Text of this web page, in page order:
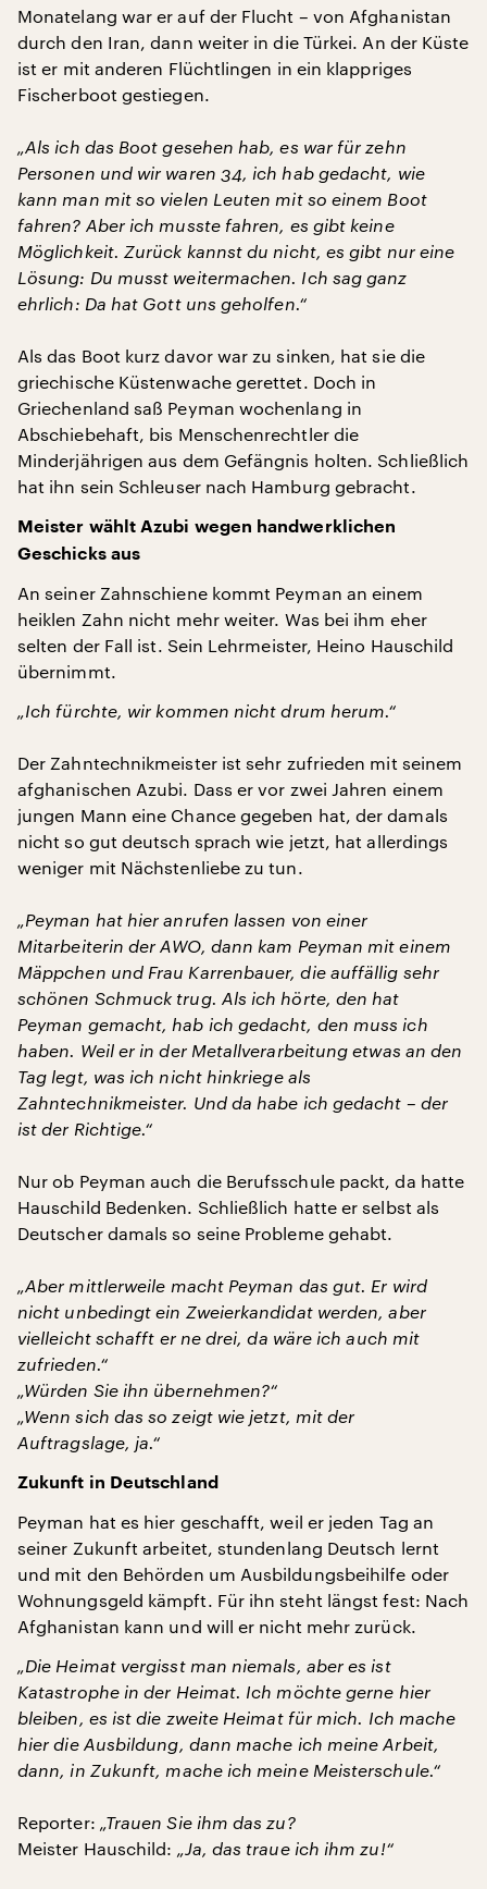
Monatelang war er auf der Flucht – von Afghanistan
durch den Iran, dann weiter in die Türkei. An der Küste
ist er mit anderen Flüchtlingen in ein klappriges
Fischerboot gestiegen.
„Als ich das Boot gesehen hab, es war für zehn
Personen und wir waren 34, ich hab gedacht, wie
kann man mit so vielen Leuten mit so einem Boot
fahren? Aber ich musste fahren, es gibt keine
Möglichkeit. Zurück kannst du nicht, es gibt nur eine
Lösung: Du musst weitermachen. Ich sag ganz
ehrlich: Da hat Gott uns geholfen.“
Als das Boot kurz davor war zu sinken, hat sie die
griechische Küstenwache gerettet. Doch in
Griechenland saß Peyman wochenlang in
Abschiebehaft, bis Menschenrechtler die
Minderjährigen aus dem Gefängnis holten. Schließlich
hat ihn sein Schleuser nach Hamburg gebracht.
Meister wählt Azubi wegen handwerklichen
Geschicks aus
An seiner Zahnschiene kommt Peyman an einem
heiklen Zahn nicht mehr weiter. Was bei ihm eher
selten der Fall ist. Sein Lehrmeister, Heino Hauschild
übernimmt.
„Ich fürchte, wir kommen nicht drum herum.“
Der Zahntechnikmeister ist sehr zufrieden mit seinem
afghanischen Azubi. Dass er vor zwei Jahren einem
jungen Mann eine Chance gegeben hat, der damals
nicht so gut deutsch sprach wie jetzt, hat allerdings
weniger mit Nächstenliebe zu tun.
„Peyman hat hier anrufen lassen von einer
Mitarbeiterin der AWO, dann kam Peyman mit einem
Mäppchen und Frau Karrenbauer, die auffällig sehr
schönen Schmuck trug. Als ich hörte, den hat
Peyman gemacht, hab ich gedacht, den muss ich
haben. Weil er in der Metallverarbeitung etwas an den
Tag legt, was ich nicht hinkriege als
Zahntechnikmeister. Und da habe ich gedacht – der
ist der Richtige.“
Nur ob Peyman auch die Berufsschule packt, da hatte
Hauschild Bedenken. Schließlich hatte er selbst als
Deutscher damals so seine Probleme gehabt.
„Aber mittlerweile macht Peyman das gut. Er wird
nicht unbedingt ein Zweierkandidat werden, aber
vielleicht schafft er ne drei, da wäre ich auch mit
zufrieden.“
„Würden Sie ihn übernehmen?“
„Wenn sich das so zeigt wie jetzt, mit der
Auftragslage, ja.“
Zukunft in Deutschland
Peyman hat es hier geschafft, weil er jeden Tag an
seiner Zukunft arbeitet, stundenlang Deutsch lernt
und mit den Behörden um Ausbildungsbeihilfe oder
Wohnungsgeld kämpft. Für ihn steht längst fest: Nach
Afghanistan kann und will er nicht mehr zurück.
„Die Heimat vergisst man niemals, aber es ist
Katastrophe in der Heimat. Ich möchte gerne hier
bleiben, es ist die zweite Heimat für mich. Ich mache
hier die Ausbildung, dann mache ich meine Arbeit,
dann, in Zukunft, mache ich meine Meisterschule.“
Reporter: „Trauen Sie ihm das zu?
Meister Hauschild: „Ja, das traue ich ihm zu!“